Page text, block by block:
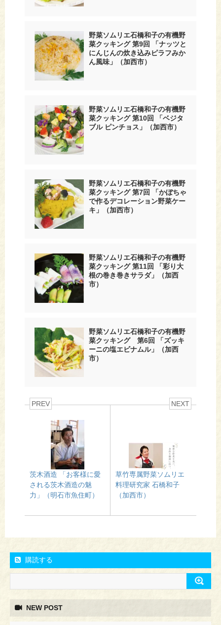
野菜ソムリエ石橋和子の有機野
菜クッキング 第9回 「ナッツと
にんじんの炊き込みピラフみか
ん風味」（加西市）
野菜ソムリエ石橋和子の有機野
菜クッキング 第10回 「ベジタ
ブル ピンチョス」（加西市）
野菜ソムリエ石橋和子の有機野
菜クッキング 第7回 「かぼちゃ
で作るデコレーション野菜ケー
キ」（加西市）
野菜ソムリエ石橋和子の有機野
菜クッキング 第11回 「彩り大
根の巻き巻きサラダ」（加西
市）
野菜ソムリエ石橋和子の有機野
菜クッキング 第6回 「ズッキ
ーニの塩エビナムル」（加西
市）
PREV
茨木酒造 「お客様に愛
される茨木酒造の魅
力」（明石市魚住町）
NEXT
草竹専属野菜ソムリエ
料理研究家 石橋和子
（加西市）
購読する
NEW POST